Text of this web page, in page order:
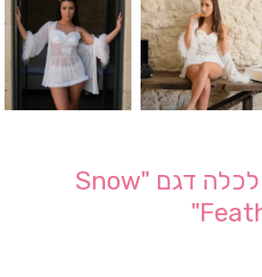
סט התארגנות לכלה דגם "Snow